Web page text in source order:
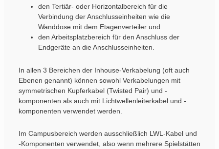
den Tertiär- oder Horizontalbereich für die
Verbindung der Anschlusseinheiten wie die
Wanddose mit dem Etagenverteiler und
den Arbeitsplatzbereich für den Anschluss der
Endgeräte an die Anschlusseinheiten.
In allen 3 Bereichen der Inhouse-Verkabelung (oft auch
Ebenen genannt) können sowohl Verkabelungen mit
symmetrischen Kupferkabel (Twisted Pair) und -
komponenten als auch mit Lichtwellenleiterkabel und -
komponenten verwendet werden.
Im Campusbereich werden ausschließlich LWL-Kabel und
-Komponenten verwendet, also wenn mehrere Spielstätten